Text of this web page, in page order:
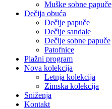
Muške sobne papuče
Dečija obuća
Dečije papuče
Dečije sandale
Dečije sobne papuče
Patofnice
Plažni program
Nova kolekcija
Letnja kolekcija
Zimska kolekcija
Sniženja
Kontakt